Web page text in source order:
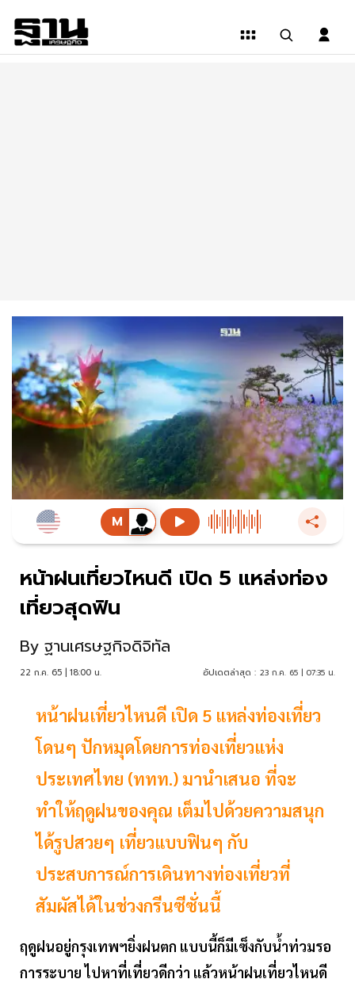
หน้าฝนเที่ยวไหนดี เปิด 5 แหล่งท่อง
เที่ยวสุดฟิน
By ฐานเศรษฐกิจดิจิทัล
22 ก.ค. 65 | 18:00 น. อัปเดตล่าสุด : 23 ก.ค. 65 | 07:35 น.
หน้าฝนเที่ยวไหนดี เปิด 5 แหล่งท่องเที่ยว
โดนๆ ปักหมุดโดยการท่องเที่ยวแห่ง
ประเทศไทย (ททท.) มานำเสนอ ที่จะ
ทำให้ฤดูฝนของคุณ เต็มไปด้วยความสนุก
ได้รูปสวยๆ เที่ยวแบบฟินๆ กับ
ประสบการณ์การเดินทางท่องเที่ยวที่
สัมผัสได้ในช่วงกรีนซีซั่นนี้
ฤดูฝนอยู่กรุงเทพฯยิ่งฝนตก แบบนี้ก็มีเซ็งกับน้ำท่วมรอ
การระบาย ไปหาที่เที่ยวดีกว่า แล้วหน้าฝนเที่ยวไหนดี